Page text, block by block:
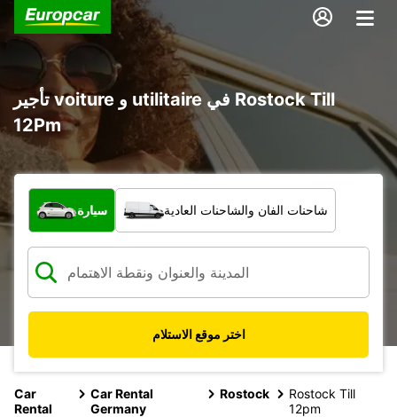
تأجير voiture و utilitaire في Rostock Till
12Pm
ما نوع المركبة؟
سيارة شاحنات الفان والشاحنات العادية
اختر موقع الاستلام
Car
Rental
Car Rental
Germany
Rostock
Rostock Till
12pm